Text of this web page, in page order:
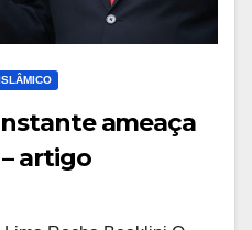
ameaça
artigo